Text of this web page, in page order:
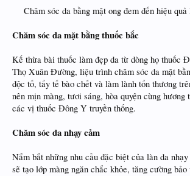
Chăm sóc da bằng mật ong đem đến hiệu
Chăm sóc da mặt bằng thuốc bắc
Kế thừa bài thuốc làm đẹp da từ dòng họ thuốc
Thọ Xuân Đường, liệu trình chăm sóc da mặt
độc tố, tẩy tế bào chết và làm lành tổn thương
nên mịn màng, tươi sáng, hòa quyện cùng hương
các vị thuốc Đông Y truyền thống.
Chăm sóc da nhạy cảm
Nắm bắt những nhu cầu đặc biệt của làn da
sẽ tạo lớp màng ngăn chắc khỏe, tăng cường